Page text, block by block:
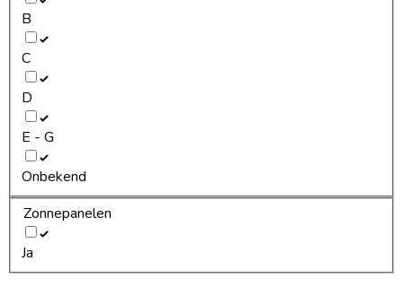
B
C
D
E - G
Onbekend
Zonnepanelen
Ja